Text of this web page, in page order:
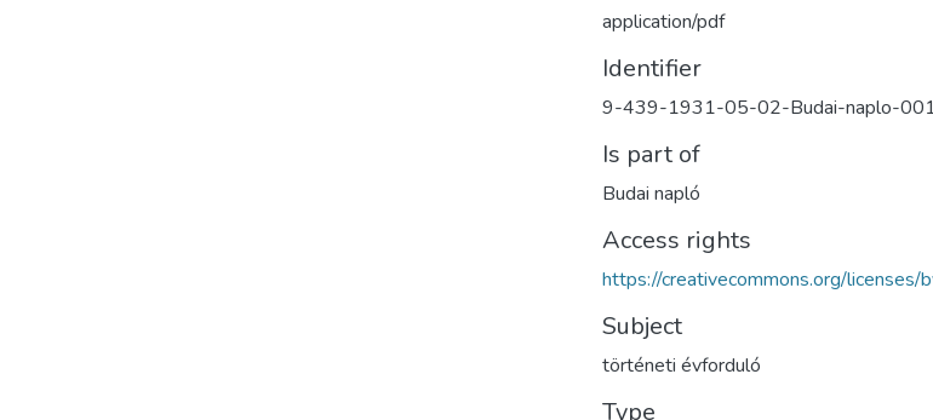
application/pdf
Identifier
9-439-1931-05-02-Budai-naplo-
Is part of
Budai napló
Access rights
https://creativecommons.org/licenses/
Subject
történeti évforduló
Type